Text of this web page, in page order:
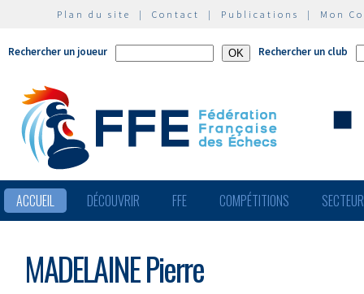
Plan du site | Contact | Publications | Mon
Rechercher un joueur Rechercher un club
ACCUEIL DÉCOUVRIR FFE COMPÉTITIONS
MADELAINE Pierre